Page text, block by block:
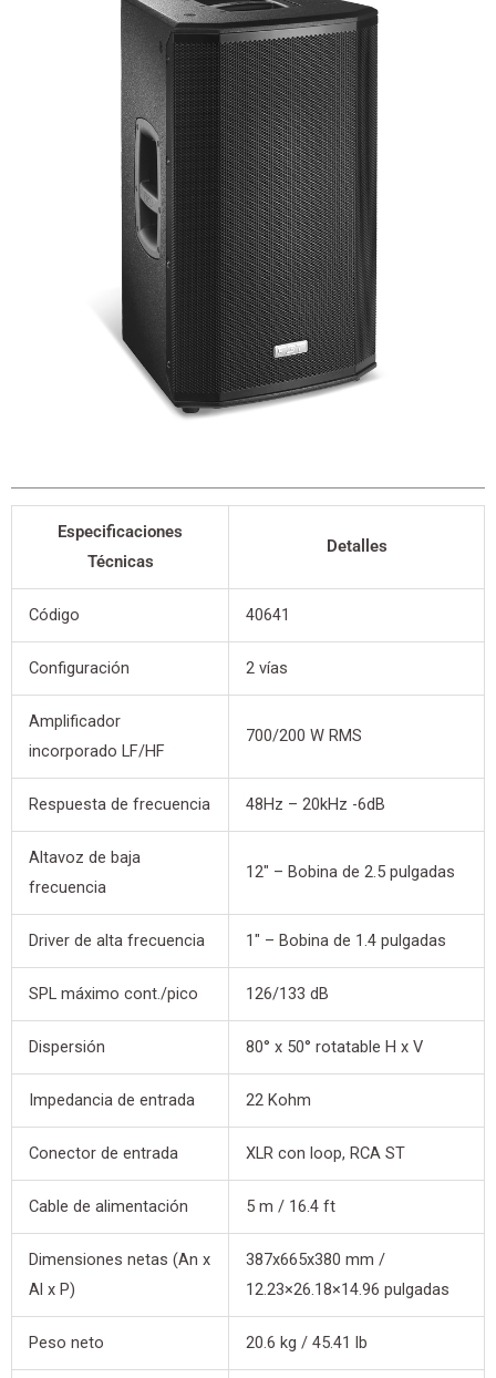
Especificaciones
Técnicas
Detalles
Código 40641
Configuración 2 vías
Amplificador
incorporado LF/HF
700/200 W RMS
Respuesta de frecuencia 48Hz – 20kHz -6dB
Altavoz de baja
frecuencia
12″ – Bobina de 2.5 pulgadas
Driver de alta frecuencia 1″ – Bobina de 1.4 pulgadas
SPL máximo cont./pico 126/133 dB
Dispersión 80° x 50° rotatable H x V
Impedancia de entrada 22 Kohm
Conector de entrada XLR con loop, RCA ST
Cable de alimentación 5 m / 16.4 ft
Dimensiones netas (An x
Al x P)
387x665x380 mm /
12.23×26.18×14.96 pulgadas
Peso neto 20.6 kg / 45.41 lb